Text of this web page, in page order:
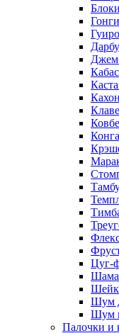
Гуиро
Конга
Цуг-
Шум
Шум
Палочки и